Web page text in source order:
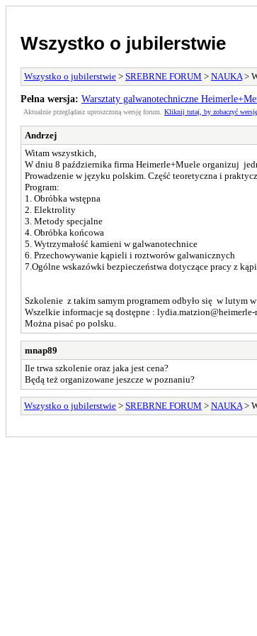
Wszystko o jubilerstwie
Wszystko o jubilerstwie > SREBRNE FORUM > NAUKA >
Pełna wersja: Warsztaty galwanotechniczne
Aktualnie przeglądasz uproszczoną wersję forum. Kliknij tutaj, by zobaczyć
Andrzej
Witam wszystkich,
W dniu 8 października firma Heimerle+Muele organizuj
Prowadzenie w języku polskim. Część teoretyczna i
Program:
1. Obróbka wstępna
2. Elektrolity
3. Metody specjalne
4. Obróbka końcowa
5. Wytrzymałość kamieni w galwanotechnice
6. Przechowywanie kąpieli i roztworów galwanicznych
7.Ogólne wskazówki bezpieczeństwa dotyczące pracy z
Szkolenie z takim samym programem odbyło się w lutym w
Wszelkie informacje są dostępne : lydia.matzion@heimerle-
Można pisać po polsku.
mnap89
Ile trwa szkolenie oraz jaka jest cena?
Będą też organizowane jeszcze w poznaniu?
Wszystko o jubilerstwie > SREBRNE FORUM > NAUKA >